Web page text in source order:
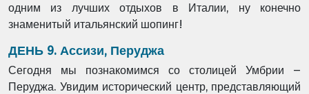
одним из лучших отдыхов в Италии, ну конечно
знаменитый итальянский шопинг!
ДЕНЬ 9. Ассизи, Перуджа
Сегодня мы познакомимся со столицей Умбрии –
Перуджа. Увидим исторический центр, представляющий